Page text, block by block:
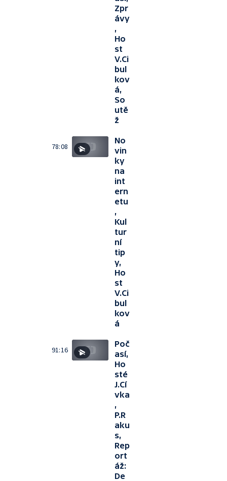
Zpr
ávy
,
Ho
st
V.Ci
bul
kov
á,
So
utě
ž
78:08
No
vin
ky
na
int
ern
etu
,
Kul
tur
ní
tip
y,
Ho
st
V.Ci
bul
kov
á
91:16
Poč
así,
Ho
sté
J.Cí
vka
,
P.R
aku
s,
Rep
ort
áž:
De